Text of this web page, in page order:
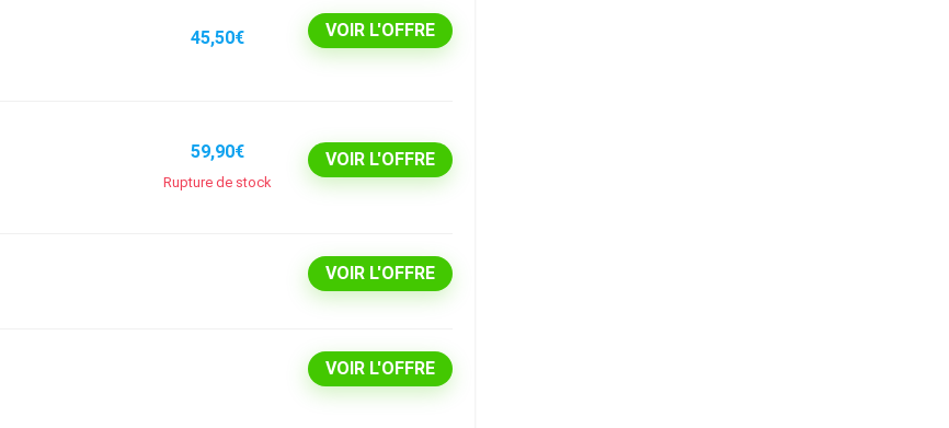
45,50€ VOIR L'OFFRE
59,90€
Rupture de stock
VOIR L'OFFRE
VOIR L'OFFRE
VOIR L'OFFRE